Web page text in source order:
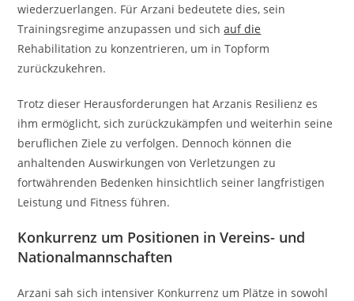
wiederzuerlangen. Für Arzani bedeutete dies, sein
Trainingsregime anzupassen und sichauf die
Rehabilitation zu konzentrieren, um in Topform
zurückzukehren.
Trotz dieser Herausforderungen hat Arzanis Resilienz es
ihm ermöglicht, sich zurückzukämpfen und weiterhin seine
beruflichen Ziele zu verfolgen. Dennoch können die
anhaltenden Auswirkungen von Verletzungen zu
fortwährenden Bedenken hinsichtlich seiner langfristigen
Leistung und Fitness führen.
Konkurrenz um Positionen in Vereins- und
Nationalmannschaften
Arzani sah sich intensiver Konkurrenz um Plätze in sowohl